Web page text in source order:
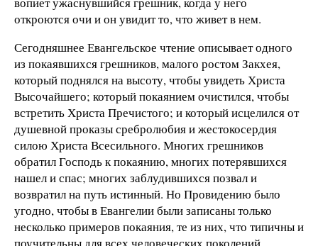
откроются очи и он увидит то, что живет в нем.
Сегодняшнее Евангельское чтение описывает одного
из покаявшихся грешников, малого ростом Закхея,
который поднялся на высоту, чтобы увидеть Христа
Высочайшего; который покаянием очистился, чтобы
встретить Христа Пречистого; и который исцелился от
душевной проказы сребролюбия и жестокосердия
силою Христа Всесильного. Многих грешников
обратил Господь к покаянию, многих потерявшихся
нашел и спас; многих заблудившихся позвал и
возвратил на путь истинный. Но Провидению было
угодно, чтобы в Евангелии были записаны только
несколько примеров покаяния, те из них, что типичны и